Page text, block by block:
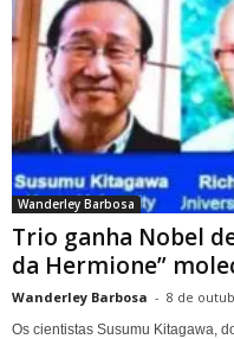
Wanderley Barbosa
Trio ganha Nobel
da Hermione”
Wanderley Barbosa - 8 de
Os cientistas Susumu Kitagawa,